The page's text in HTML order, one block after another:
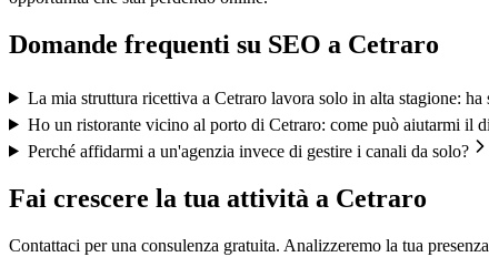
Domande frequenti su SEO a Cetraro
La mia struttura ricettiva a Cetraro lavora solo in alta stagione:
Ho un ristorante vicino al porto di Cetraro: come può aiutarmi il
Perché affidarmi a un'agenzia invece di gestire i canali da solo?
Fai crescere la tua attività a Cetraro
Contattaci per una consulenza gratuita. Analizzeremo la tua